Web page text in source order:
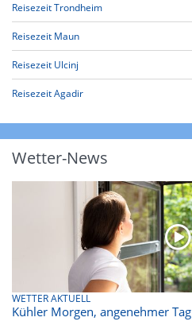
Reisezeit Trondheim
Reisezeit Maun
Reisezeit Ulcinj
Reisezeit Agadir
Wetter-News
WETTER AKTUELL
Kühler Morgen, angenehmer Tag